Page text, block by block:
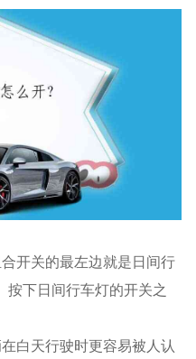
开关的最左边就是日间行
按下日间行车灯的开关之
白天行驶时更容易被人认